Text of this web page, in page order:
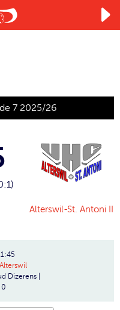
7 2025/26
Alterswil-St. Antoni II
Dizerens |
0